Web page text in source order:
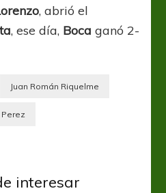
, abrió el
, ese día, Boca ganó 2-
Juan Román Riquelme
interesar
copero en la